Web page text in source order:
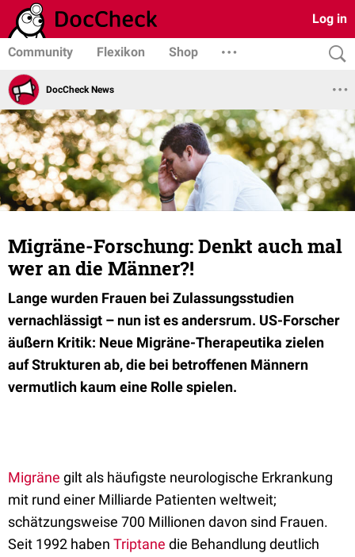
Log in
Community Flexikon Shop
DocCheck News
Migräne-Forschung: Denkt auch mal
wer an die Männer?!
Lange wurden Frauen bei Zulassungsstudien
vernachlässigt – nun ist es andersrum. US-Forscher
äußern Kritik: Neue Migräne-Therapeutika zielen
auf Strukturen ab, die bei betroffenen Männern
vermutlich kaum eine Rolle spielen.
Migräne gilt als häufigste neurologische Erkrankung
mit rund einer Milliarde Patienten weltweit;
schätzungsweise 700 Millionen davon sind Frauen.
Seit 1992 haben Triptane die Behandlung deutlich